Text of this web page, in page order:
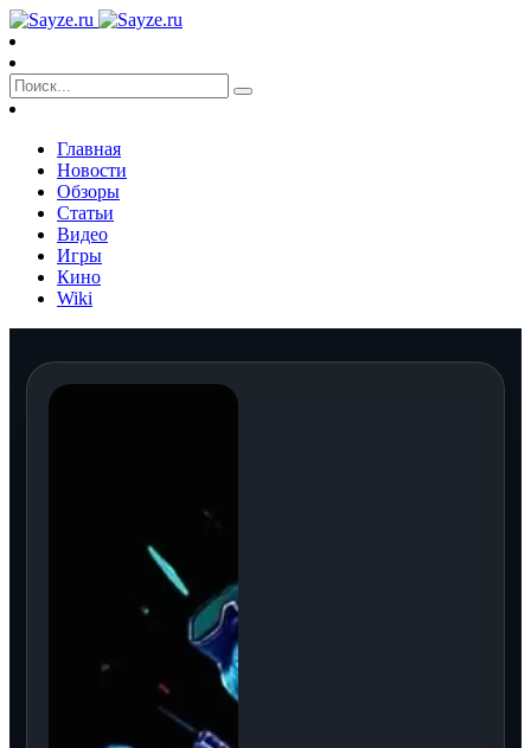
Главная
Новости
Обзоры
Статьи
Видео
Игры
Кино
Wiki